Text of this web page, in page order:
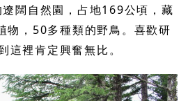
闊自然園，占地169公頃，藏
物，50多種類的野鳥。喜歡研
這裡肯定興奮無比。